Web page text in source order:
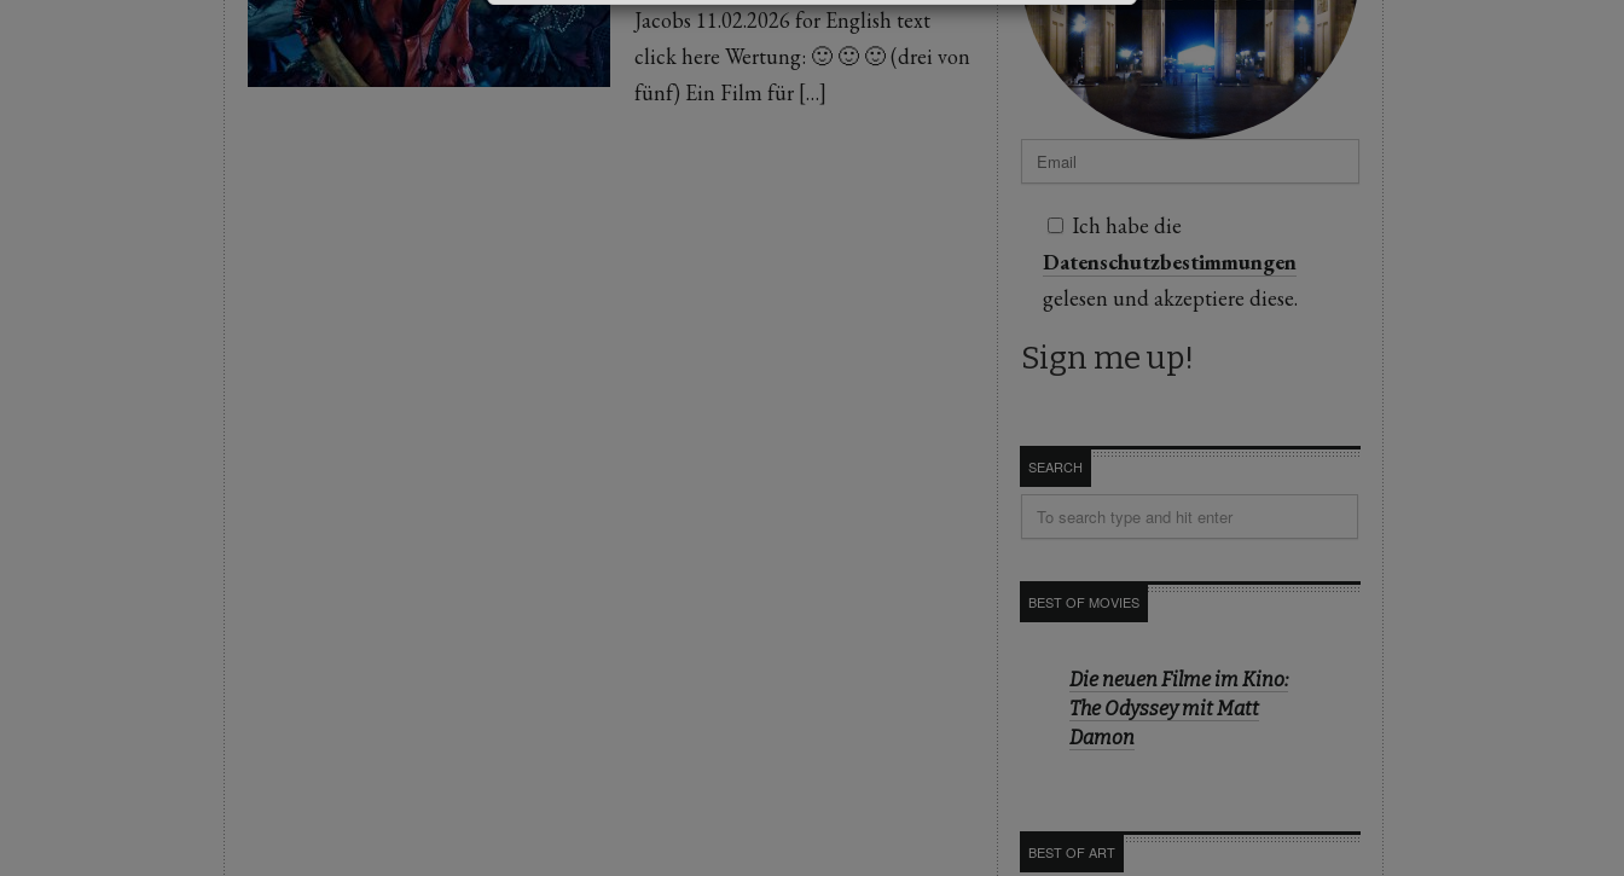
Jacobs 11.02.2026 for English text
click here Wertung: 🙂 🙂 🙂 (drei von
fünf) Ein Film für […]
Ich habe die
Datenschutzbestimmungen
gelesen und akzeptiere diese.
SEARCH
BEST OF MOVIES
Die neuen Filme im Kino:
The Odyssey mit Matt
Damon
BEST OF ART